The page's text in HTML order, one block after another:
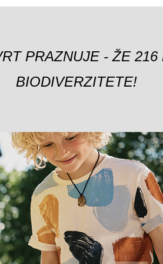
PRAZNUJE - ŽE 216
BIODIVERZITETE!